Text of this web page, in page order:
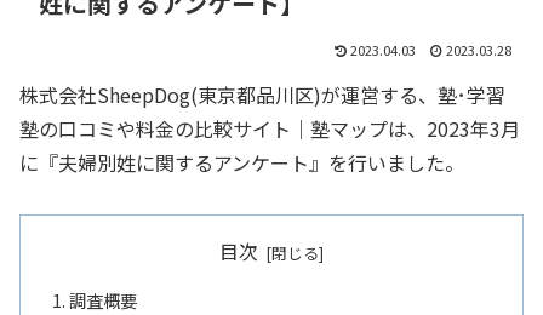
2023.04.03 2023.03.28
株式会社SheepDog(東京都品川区)が運営する、塾･学習
塾の口コミや料金の比較サイト｜塾マップは、2023年3月
に『夫婦別姓に関するアンケート』を行いました。
目次
調査概要